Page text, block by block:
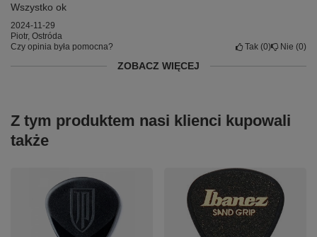
Wszystko ok
2024-11-29
Piotr, Ostróda
Czy opinia była pomocna?
Tak 0 Nie 0
ZOBACZ WIĘCEJ
Z tym produktem nasi klienci kupowali
także